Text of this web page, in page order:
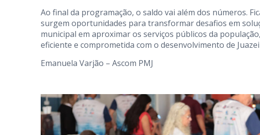
Ao final da programação, o saldo vai além dos números.
surgem oportunidades para transformar desafios em
municipal em aproximar os serviços públicos da
eficiente e comprometida com o desenvolvimento de
Emanuela Varjão – Ascom PMJ